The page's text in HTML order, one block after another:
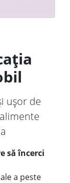
ușor de
să încerci
a peste